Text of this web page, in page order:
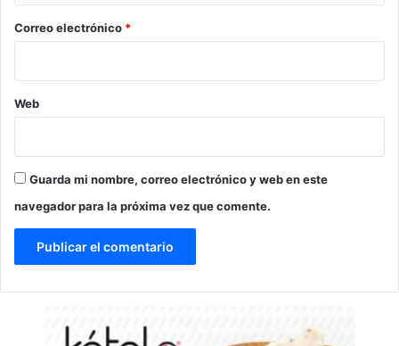
*
Correo electrónico *
Web
Guarda mi nombre, correo electrónico y web en este
navegador para la próxima vez que comente.